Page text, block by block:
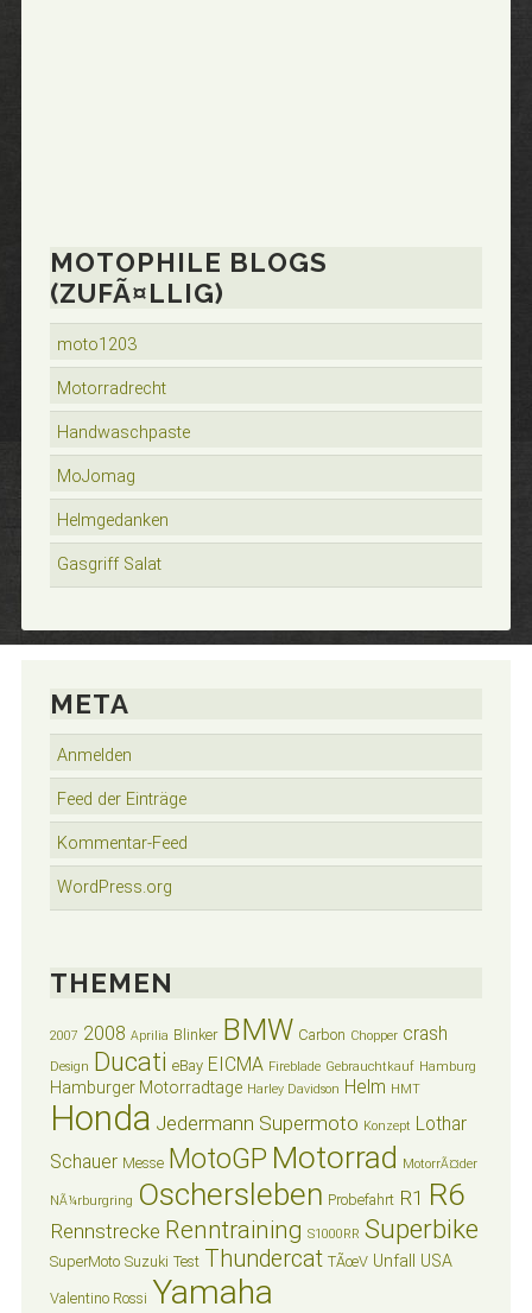
MOTOPHILE BLOGS
(ZUFÃ¤LLIG)
moto1203
Motorradrecht
Handwaschpaste
MoJomag
Helmgedanken
Gasgriff Salat
META
Anmelden
Feed der Einträge
Kommentar-Feed
WordPress.org
THEMEN
2007 2008 Aprilia Blinker BMW Carbon Chopper crash
Design Ducati eBay EICMA Fireblade Gebrauchtkauf Hamburg
Hamburger Motorradtage Harley Davidson Helm HMT
Honda Jedermann Supermoto Konzept Lothar
Schauer Messe MotoGP Motorrad MotorrÃ¤der
NÃ¼rburgring Oschersleben Probefahrt R1 R6
Rennstrecke Renntraining S1000RR Superbike
SuperMoto Suzuki Test Thundercat TÃœV Unfall USA
Valentino Rossi Yamaha